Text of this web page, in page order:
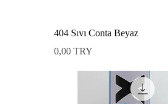
404 Sıvı Conta Beyaz
Preis
0,00 TRY